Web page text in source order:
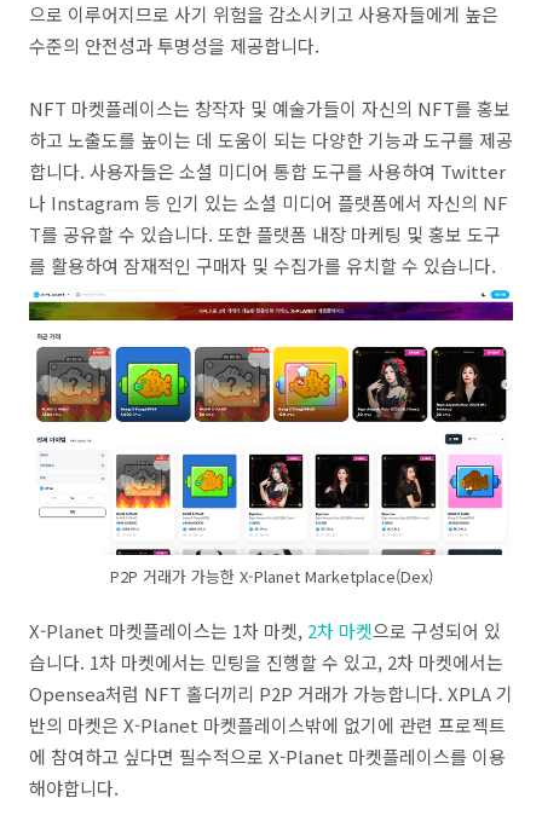
으로 이루어지므로 사기 위험을 감소시키고 사용자들에게 높은
수준의 안전성과 투명성을 제공합니다.
NFT 마켓플레이스는 창작자 및 예술가들이 자신의 NFT를 홍보
하고 노출도를 높이는 데 도움이 되는 다양한 기능과 도구를 제공
합니다. 사용자들은 소셜 미디어 통합 도구를 사용하여 Twitter
나 Instagram 등 인기 있는 소셜 미디어 플랫폼에서 자신의 NF
T를 공유할 수 있습니다. 또한 플랫폼 내장 마케팅 및 홍보 도구
를 활용하여 잠재적인 구매자 및 수집가를 유치할 수 있습니다.
P2P 거래가 가능한 X-Planet Marketplace(Dex)
X-Planet 마켓플레이스는 1차 마켓, 2차 마켓으로 구성되어 있
습니다. 1차 마켓에서는 민팅을 진행할 수 있고, 2차 마켓에서는
Opensea처럼 NFT 홀더끼리 P2P 거래가 가능합니다. XPLA 기
반의 마켓은 X-Planet 마켓플레이스밖에 없기에 관련 프로젝트
에 참여하고 싶다면 필수적으로 X-Planet 마켓플레이스를 이용
해야합니다.